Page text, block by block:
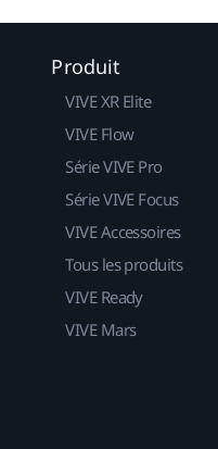
Produit
VIVE XR Elite
VIVE Flow
Série VIVE Pro
Série VIVE Focus
VIVE Accessoires
Tous les produits
VIVE Ready
VIVE Mars